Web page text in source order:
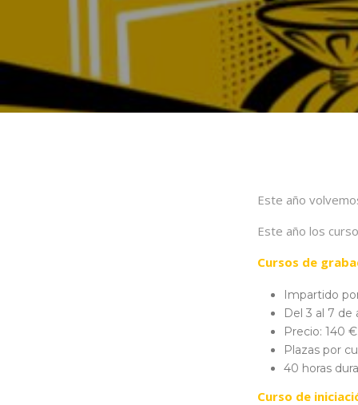
Este año
Este año los
Cursos de
Impartido
Del 3 al 7 de
Precio: 140
Plazas por
40 horas
Curso de